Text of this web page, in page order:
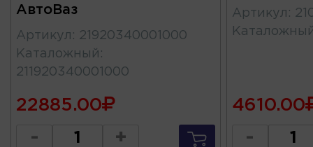
АвтоВаз
Артикул : 21920340001000
Каталожный :
211920340001000
22885.00
- +
Артикул :
4610.00
-